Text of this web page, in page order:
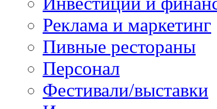
Реклама и маркетинг
Пивные рестораны
Персонал
Фестивали/выставки